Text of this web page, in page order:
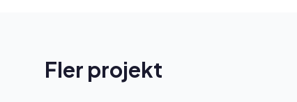
Fler projekt